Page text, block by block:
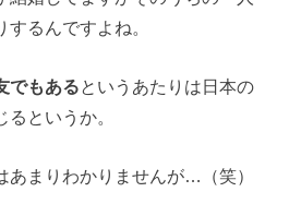
るんですよね。
でもあるというあたりは日本の
というか。
あまりわかりませんが…（笑）